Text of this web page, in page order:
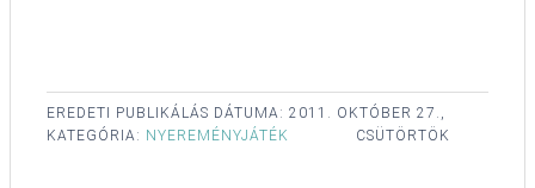
EREDETI PUBLIKÁLÁS DÁTUMA: 2011. OKTÓBER 27.,
CSÜTÖRTÖK
KATEGÓRIA: NYEREMÉNYJÁTÉK